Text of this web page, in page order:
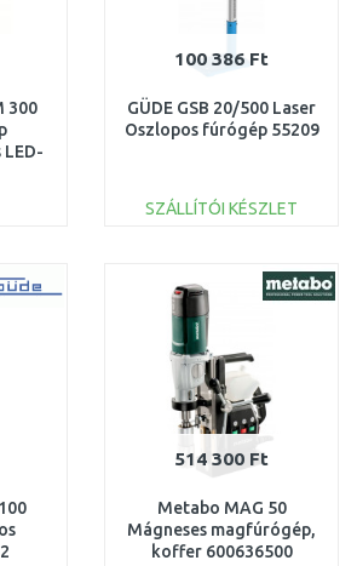
300
100 386 Ft
GÜDE GSB 20/500 Laser
Oszlopos fúrógép 55209
SZÁLLÍTÓI KÉSZLET
Összehasonlítás
514 300 Ft
Metabo MAG 50
Mágneses magfúrógép,
koffer 600636500